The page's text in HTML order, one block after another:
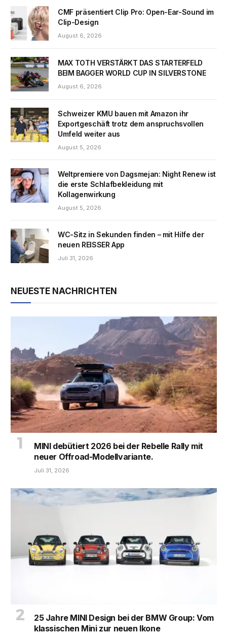
CMF präsentiert Clip Pro: Open-Ear-Sound im
Clip-Design
August 6, 2026
MAX TOTH VERSTÄRKT DAS STARTERFELD
BEIM BAGGER WORLD CUP IN SILVERSTONE
August 6, 2026
Schweizer KMU bauen mit Amazon ihr
Exportgeschäft trotz dem anspruchsvollen
Umfeld weiter aus
August 5, 2026
Weltpremiere von Dagsmejan: Night Renew ist
die erste Schlafbekleidung mit
Kollagenwirkung
August 5, 2026
WC-Sitz in Sekunden finden – mit Hilfe der
neuen REISSER App
Juli 31, 2026
NEUESTE NACHRICHTEN
MINI debütiert 2026 bei der Rebelle Rally mit
neuer Offroad-Modellvariante.
Juli 31, 2026
25 Jahre MINI Design bei der BMW Group: Vom
klassischen Mini zur neuen Ikone